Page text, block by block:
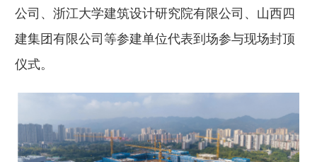
公司、浙江大学建筑设计研究院有限公司、山西四
建集团有限公司等参建单位代表到场参与现场封顶
仪式。